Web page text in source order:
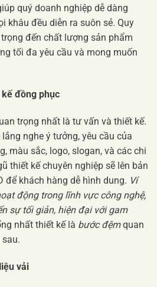
quý doanh nghiệp dễ dàng
khâu đều diễn ra suôn sẻ. Quy
đến chất lượng sản phẩm
tối đa yêu cầu và mong muốn
đồng phục
trọng nhất là tư vấn và thiết kế.
nghe ý tưởng, yêu cầu của
màu sắc, logo, slogan, và các chi
thiết kế chuyên nghiệp sẽ lên bản
để khách hàng dễ hình dung. Ví
động trong lĩnh vực công nghệ,
sự tối giản, hiện đại với gam
nhất thiết kế là bước đệmquan
vải